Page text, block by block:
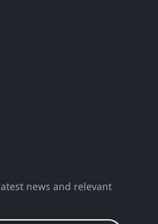
news and relevant